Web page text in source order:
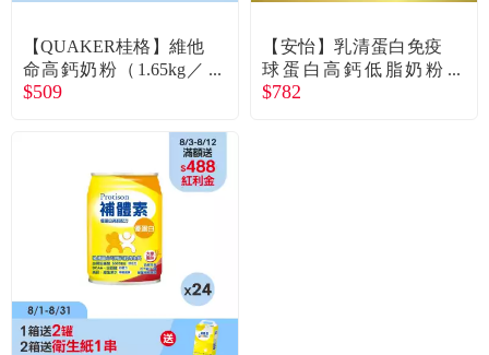
優惠活動
關於我們
常見問題
【QUAKER桂格】維他
命高鈣奶粉（1.65kg／
罐）
$509
【安怡】乳清蛋白免疫
球蛋白高鈣低脂奶粉
（1.4kg）
$782